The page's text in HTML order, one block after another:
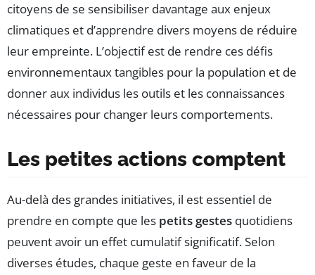
citoyens de se sensibiliser davantage aux enjeux
climatiques et d’apprendre divers moyens de réduire
leur empreinte. L’objectif est de rendre ces défis
environnementaux tangibles pour la population et de
donner aux individus les outils et les connaissances
nécessaires pour changer leurs comportements.
Les petites actions comptent
Au-delà des grandes initiatives, il est essentiel de
prendre en compte que les petits gestes quotidiens
peuvent avoir un effet cumulatif significatif. Selon
diverses études, chaque geste en faveur de la